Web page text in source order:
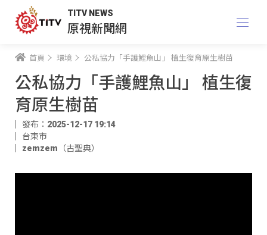
TITV NEWS
原視新聞網
首頁 環境 公私協力「手護鯉魚山」 植生復育原生樹苗
公私協力「手護鯉魚山」 植生復
育原生樹苗
發布：2025-12-17 19:14
台東市
zemzem（古聖典）